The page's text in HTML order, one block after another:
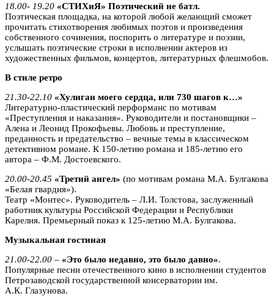
18.00- 19.20 «СТИХиЯ» Поэтический не батл.
Поэтическая площадка, на которой любой желающий сможет
прочитать стихотворения любимых поэтов и произведения
собственного сочинения, поспорить о литературе и поэзии,
услышать поэтические строки в исполнении актеров из
художественных фильмов, концертов, литературных флешмобов.
В стиле ретро
21.30-22.10 «Хулиган моего сердца, или 730 шагов к…»
Литературно-пластический перформанс по мотивам
«Преступления и наказания». Руководители и постановщики –
Алена и Леонид Прокофьевы. Любовь и преступление,
преданность и предательство – вечные темы в классическом
детективном романе. К 150-летию романа и 185-летию его
автора – Ф.М. Достоевского.
20.00-20.45 «Третий ангел» (по мотивам романа М.А. Булгакова
«Белая гвардия»).
Театр «Монтес». Руководитель – Л.И. Толстова, заслуженный
работник культуры Российской Федерации и Республики
Карелия. Премьерный показ к 125-летию М.А. Булгакова.
Музыкальная гостиная
21.00-22.00 – «Это было недавно, это было давно».
Популярные песни отечественного кино в исполнении студентов
Петрозаводской государственной консерватории им.
А.К. Глазунова.